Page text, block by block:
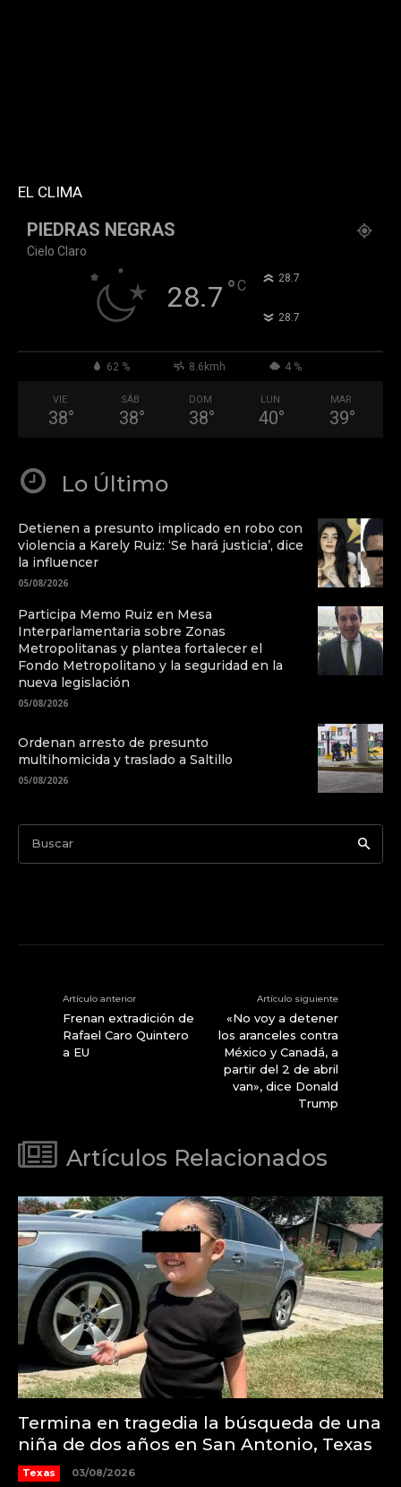
EL CLIMA
PIEDRAS NEGRAS
Cielo Claro
28.7 °C 28.7
28.7
62 % 8.6kmh 4 %
VIE
38°
SÁB
38°
DOM
38°
LUN
40°
MAR
39°
Lo Último
Detienen a presunto implicado en robo con
violencia a Karely Ruiz: ‘Se hará justicia’, dice
la influencer
05/08/2026
Participa Memo Ruiz en Mesa
Interparlamentaria sobre Zonas
Metropolitanas y plantea fortalecer el
Fondo Metropolitano y la seguridad en la
nueva legislación
05/08/2026
Ordenan arresto de presunto
multihomicida y traslado a Saltillo
05/08/2026
Buscar
Artículo anterior
Frenan extradición de
Rafael Caro Quintero
a EU
Artículo siguiente
«No voy a detener
los aranceles contra
México y Canadá, a
partir del 2 de abril
van», dice Donald
Trump
Artículos Relacionados
Termina en tragedia la búsqueda de una
niña de dos años en San Antonio, Texas
Texas 03/08/2026